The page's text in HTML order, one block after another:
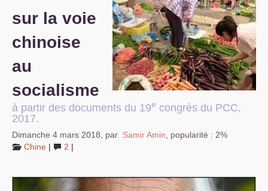
S’organiser
Comprendre...
Vie du site
sur la voie
chinoise
au
socialisme
à partir des documents du 19e congrès du PCC,
2017.
Dimanche 4 mars 2018 par Samir Amin
popularité : 2%
Chine | 2 |